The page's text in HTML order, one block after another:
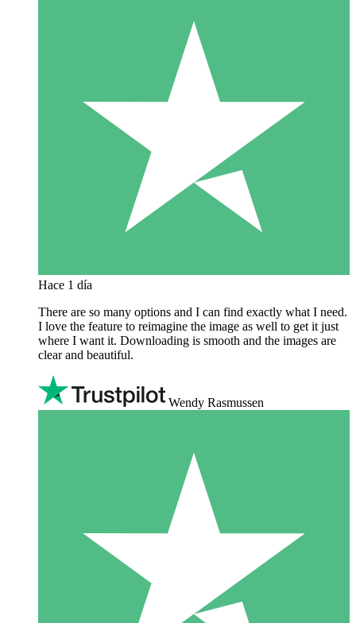
Hace 1 día
There are so many options and I can find exactly what I need.
I love the feature to reimagine the image as well to get it just
where I want it. Downloading is smooth and the images are
clear and beautiful.
Wendy Rasmussen